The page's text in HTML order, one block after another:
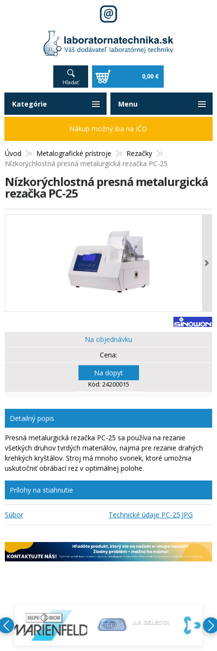
Hľadať
0,00 €
Úvod Metalografické prístroje
Rezačky
Nízkorýchlostná presná metalurgická rezačka PC-25
Nízkorýchlostná presná metalurgická
rezačka PC-25
Na objednávku
Na dopyt
Kód: 24200015
Detailný popis
Presná metalurgická rezačka PC-25 sa používa na rezanie
všetkých druhov tvrdých materiálov, najmä pre rezanie drahých
krehkých kryštálov. Stroj má mnoho svoriek, ktoré umožnia
uskutočniť obrábací rez v optimálnej polohe.
Prílohy na stiahnutie
Súbor Technické údaje PC-25.JPG
Kategórie
Nákup možný iba na IČO
Menu